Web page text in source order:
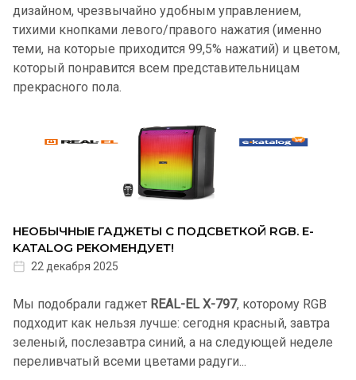
дизайном, чрезвычайно удобным управлением,
тихими кнопками левого/правого нажатия (именно
теми, на которые приходится 99,5% нажатий) и цветом,
который понравится всем представительницам
прекрасного пола.
НЕОБЫЧНЫЕ ГАДЖЕТЫ С ПОДСВЕТКОЙ RGB. Е-
KATALOG РЕКОМЕНДУЕТ!
22 декабря 2025
Мы подобрали гаджет REAL-EL X-797, которому RGB
подходит как нельзя лучше: сегодня красный, завтра
зеленый, послезавтра синий, а на следующей неделе
переливчатый всеми цветами радуги...